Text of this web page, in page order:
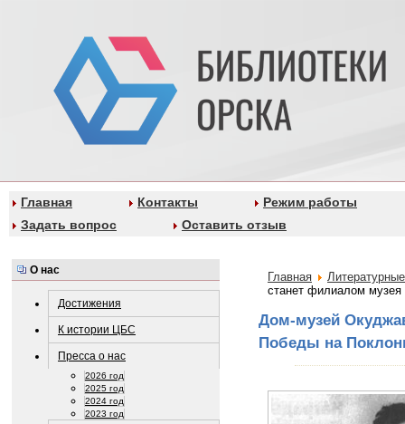
Главная Контакты
Режим работы
Задать вопрос
Оставить отзыв
О нас
Достижения
К истории ЦБС
Пресса о нас
2026 год
2025 год
2024 год
2023 год
Главная
станет филиалом
Дом-музей
Победы на